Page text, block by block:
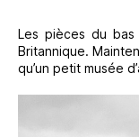
Les pièces du
Britannique.
qu’un petit musée